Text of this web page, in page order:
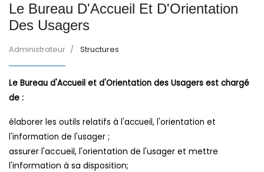
Le Bureau D'Accueil Et D'Orientation
Des Usagers
Administrateur Structures
Le Bureau d'Accueil et d'Orientation des Usagers est chargé
de :
élaborer les outils relatifs à l'accueil, l'orientation et
l'information de l'usager ;
assurer l'accueil, l'orientation de l'usager et mettre
l'information à sa disposition;